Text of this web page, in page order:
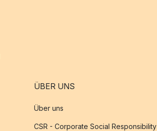
ÜBER UNS
Über uns
CSR - Corporate Social Responsibility